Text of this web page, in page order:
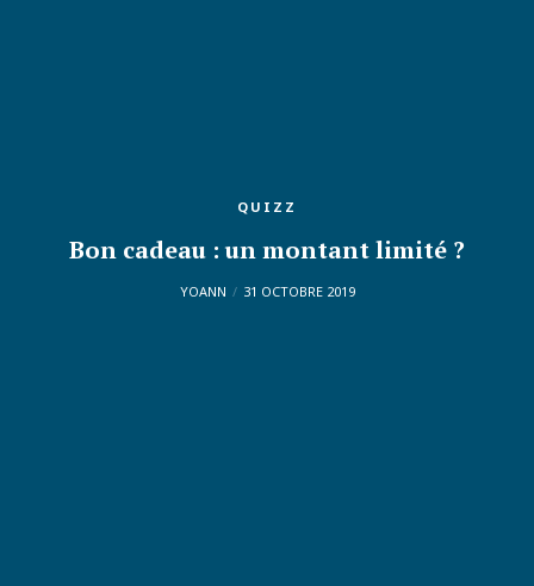
QUIZZ
Bon cadeau : un montant limité ?
YOANN 31 OCTOBRE 2019